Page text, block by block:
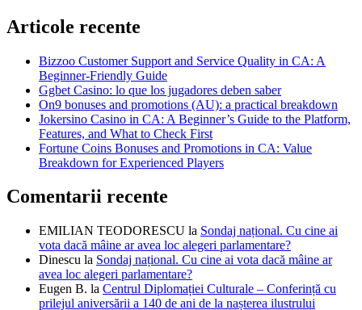
Articole recente
Bizzoo Customer Support and Service Quality in CA: A
Beginner-Friendly Guide
Ggbet Casino: lo que los jugadores deben saber
On9 bonuses and promotions (AU): a practical breakdown
Jokersino Casino in CA: A Beginner’s Guide to the Platform,
Features, and What to Check First
Fortune Coins Bonuses and Promotions in CA: Value
Breakdown for Experienced Players
Comentarii recente
EMILIAN TEODORESCU la Sondaj național. Cu cine ai
vota dacă mâine ar avea loc alegeri parlamentare?
Dinescu la Sondaj național. Cu cine ai vota dacă mâine ar
avea loc alegeri parlamentare?
Eugen B. la Centrul Diplomației Culturale – Conferință cu
prilejul aniversării a 140 de ani de la nașterea ilustrului